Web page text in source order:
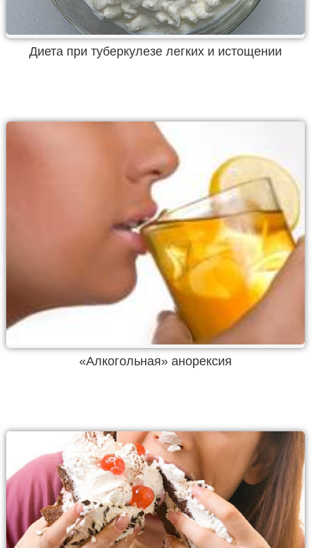
Диета при туберкулезе легких и истощении
«Алкогольная» анорексия